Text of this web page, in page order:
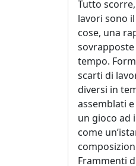
Bardino
Mattia
Barone
Maria
Basile
Giuliana
Tutto
lavori sono
cose, una
tempo.
scarti di
diversi in
assemblati
un gioco ad
come
Frammenti